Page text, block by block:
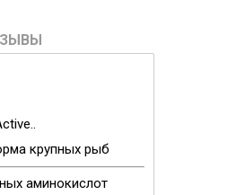
.
крупных рыб
аминокислот